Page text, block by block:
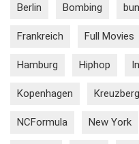
Berlin Bombing
Frankreich Full Movies
Hamburg Hiphop
Kopenhagen Kreuzberg
NCFormula New York